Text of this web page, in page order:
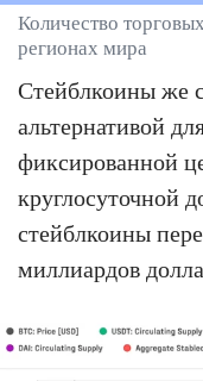
Количество
регионах мира
Стейблкоины же
альтернативой
фиксированной
круглосуточной
стейблкоины
миллиардов